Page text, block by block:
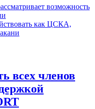
возможность
как ЦСКА,
всех членов